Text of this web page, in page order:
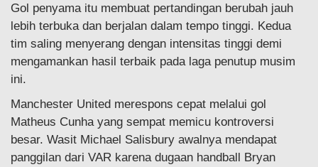
Gol penyama itu membuat pertandingan berubah jauh
lebih terbuka dan berjalan dalam tempo tinggi. Kedua
tim saling menyerang dengan intensitas tinggi demi
mengamankan hasil terbaik pada laga penutup musim
ini.
Manchester United merespons cepat melalui gol
Matheus Cunha yang sempat memicu kontroversi
besar. Wasit Michael Salisbury awalnya mendapat
panggilan dari VAR karena dugaan handball Bryan